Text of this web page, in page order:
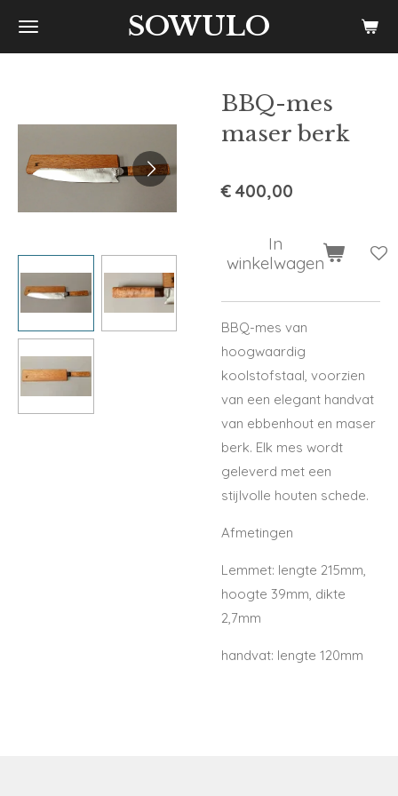
Ga
SOWULO
BBQ-mes
maser berk
€ 400,00
In
winkelwagen
BBQ-mes van
hoogwaardig
koolstofstaal, voorzien
van een elegant handvat
van ebbenhout en maser
berk. Elk mes wordt
geleverd met een
stijlvolle houten schede.
Afmetingen
Lemmet: lengte 215mm,
hoogte 39mm, dikte
2,7mm
handvat: lengte 120mm